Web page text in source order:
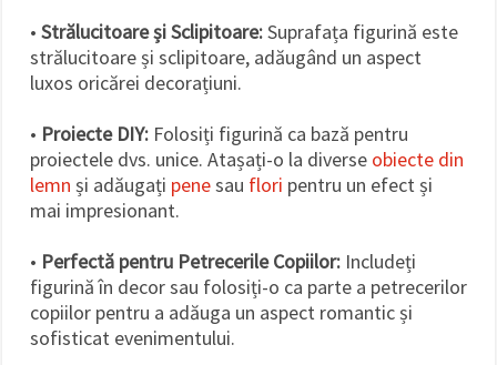
• Strălucitoare și Sclipitoare:Suprafața figurină este
strălucitoare și sclipitoare, adăugând un aspect
luxos oricărei decorațiuni.
• Proiecte DIY: Folosiți figurină ca bază pentru
proiectele dvs. unice. Atașați-o la diverse obiecte din
lemn și adăugați penesau flori pentru un efect și
mai impresionant.
• Perfectă pentru Petrecerile Copiilor: Includeți
figurină în decor sau folosiți-o ca parte a petrecerilor
copiilor pentru a adăuga un aspect romantic și
sofisticat evenimentului.